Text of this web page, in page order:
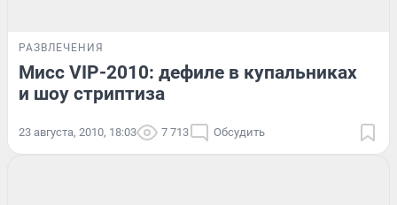
РАЗВЛЕЧЕНИЯ
Мисс VIP-2010: дефиле в купальниках
и шоу стриптиза
23 августа, 2010, 18:03 7 713 Обсудить